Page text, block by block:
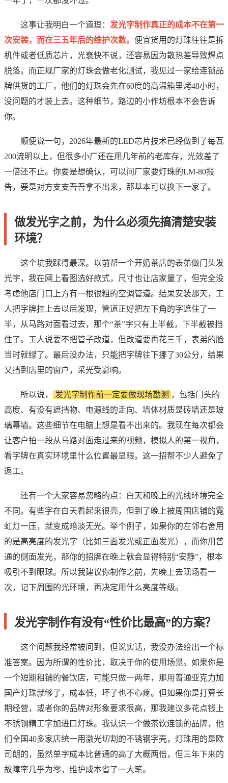
这事让我明白一个道理： 发光字制作真正的成本不在第一
次安装，而在三五年后的维护次数。 便宜货用的灯珠往往是拆
机件或者低质芯片，光衰快不说，还容易因为散热差导致焊点
脱落。而正规厂家的灯珠会做老化测试，我见过一家给连锁品
牌供货的工厂，他们的灯珠会先在60度的高温箱里烤48小时，
没问题的才装上去。这种细节，路边的小作坊根本不会告诉
你。
顺便说一句，2026年最新的LED芯片技术已经做到了每瓦
200流明以上，但很多小厂还在用几年前的老库存，光效差了
一倍还不止。你要是想确认，可以问厂家要灯珠的LM-80报
告，要是对方支支吾吾拿不出来，那基本可以换下一家了。
做发光字之前，为什么必须先搞清楚安装
环境？
这个坑我踩得最深。以前帮一个开奶茶店的表弟做门头发
光字，我在网上看图选好款式，尺寸也让店家量了，但完全没
考虑他店门口上方有一根很粗的空调管道。结果安装那天，工
人把字牌挂上去以后发现，管道正好把左下角的字遮住了一
半，从马路对面看过去，那个“茶”字只有上半截，下半截被挡
住了。工人说要不把管子改道，但改道要再花三千，表弟的脸
当时就绿了。最后没办法，只能把字牌往下挪了30公分，结果
又挡到店里的窗户，采光受影响。
所以说， 发光字制作前一定要做现场勘测 ，包括门头的
高度、有没有遮挡物、电源线的走向、墙体材质是砖墙还是玻
璃幕墙。这些细节在电脑上想是看不出来的。我现在每次都会
让客户拍一段从马路对面走过来的视频，模拟人的第一视角，
看字牌在真实环境里什么位置最显眼。这一招帮不少人避免了
返工。
还有一个大家容易忽略的点：白天和晚上的光线环境完全
不同。有些字在白天看起来很亮，但到了晚上被周围店铺的霓
虹灯一压，就变成暗淡无光。举个例子，如果你的左邻右舍用
的是高亮度的发光字（比如三面发光或正面发光），而你用普
通的侧面发光，那你的招牌在晚上就会显得特别“安静”，根本
吸引不到眼球。所以我建议你制作之前，先晚上去现场看一
次，记下周围的光环境，再决定用什么亮度等级。
发光字制作有没有“性价比最高”的方案？
这个问题我经常被问到，但说实话，我没办法给出一个标
准答案。因为所谓的性价比，取决于你的使用场景。如果你是
一个短期租铺的餐饮店，可能只做一两年，那用普通亚克力加
国产灯珠就够了，成本低，坏了也不心疼。但如果你是打算长
期经营，或者你的品牌对形象要求很高，那我建议多花点钱上
不锈钢精工字加进口灯珠。我认识一个做茶饮连锁的品牌，他
们全国40多家店统一用激光切割的不锈钢字壳，灯珠用的是欧
司朗的，虽然单字成本比普通的高了大概两倍，但三年下来的
故障率几乎为零，维护成本省了一大笔。